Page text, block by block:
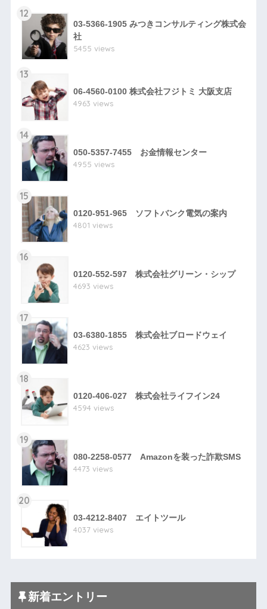
12
03-5366-1905 みつきコンサルティング株式会
社
5455 views
13
06-4560-0100 株式会社フジトミ 大阪支店
4963 views
14
050-5357-7455 お金情報センター
4955 views
15
0120-951-965 ソフトバンク電気の案内
4801 views
16
0120-552-597 株式会社グリーン・シップ
4693 views
17
03-6380-1855 株式会社ブロードウェイ
4623 views
18
0120-406-027 株式会社ライフイン24
4594 views
19
080-2258-0577 Amazonを装った詐欺SMS
4473 views
20
03-4212-8407 エイトツール
4037 views
新着エントリー